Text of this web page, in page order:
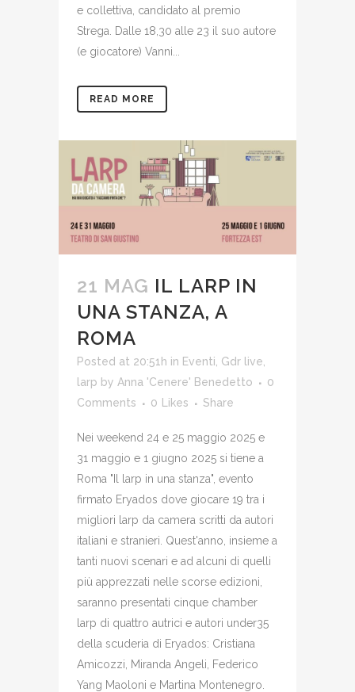
e collettiva, candidato al premio
Strega. Dalle 18,30 alle 23 il suo autore
(e giocatore) Vanni...
READ MORE
21 MAG IL LARP IN
UNA STANZA, A
ROMA
Posted at 20:51h in Eventi Gdr live
larp by Anna 'Cenere' Benedetto
0
Comments
0 Likes Share
Nei weekend 24 e 25 maggio 2025 e
31 maggio e 1 giugno 2025 si tiene a
Roma "Il larp in una stanza", evento
firmato Eryados dove giocare 19 tra i
migliori larp da camera scritti da autori
italiani e stranieri. Quest'anno, insieme a
tanti nuovi scenari e ad alcuni di quelli
più apprezzati nelle scorse edizioni,
saranno presentati cinque chamber
larp di quattro autrici e autori under35
della scuderia di Eryados: Cristiana
Amicozzi, Miranda Angeli, Federico
Yang Maoloni e Martina Montenegro.